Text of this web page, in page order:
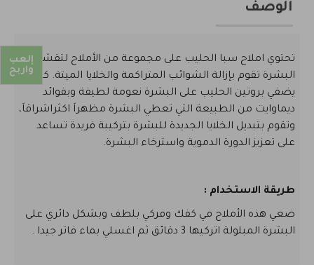
الوصف
تحتوي املاح سبا الحليب على مجموعة من الأملاح لتقشير
البشرة تقوم بإزالة الشوائب المتراكمة والخلايا الميتة. كما
يضفي بروتين الحليب على البشرة نعومة لطيفة وبفوائد
ديماوايت من الطبيعة التي تعطي البشرة مظهراَ اكثراشراقاَ،
وتقوم بتبديل الخلايا الجديدة للبشرة بتركيبة فريدة تساعد
على تعزيز الدورة الدموية واسترخاء البشرة.
طريقة الاستخدام :
ضعي هذه الأملاح في كفك وفركي بلطف وبشكل دائري على
البشرة المبلولة اتركيها 3 دقائق ثم اغسلي بماء فاتر جيدا .
إلعب
واربح